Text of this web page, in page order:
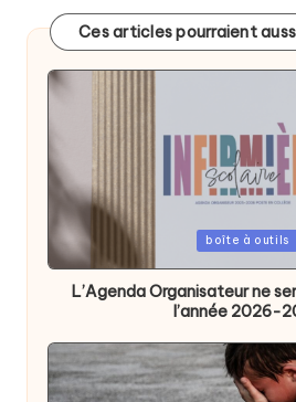
Ces articles pourraient
Posted
in
boîte à outils
L’Agenda Organisateur ne
l’année 2026-